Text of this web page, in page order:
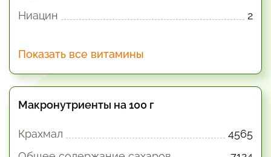
Ниацин
2
Показать все витамины
Макронутриенты на 100 г
Крахмал
4565